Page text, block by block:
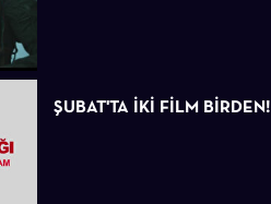
ŞUBAT'TA İKİ FİLM BİRDEN!